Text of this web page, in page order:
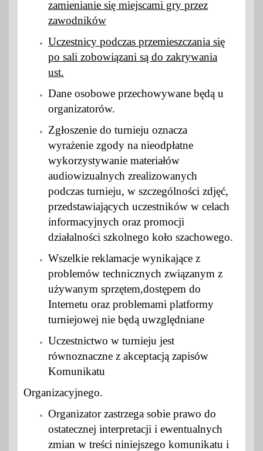
zamienianie się miejscami gry przez
zawodników
Uczestnicy podczas przemieszczania się
po sali zobowiązani są do zakrywania
ust.
Dane osobowe przechowywane będą u
organizatorów.
Zgłoszenie do turnieju oznacza
wyrażenie zgody na nieodpłatne
wykorzystywanie materiałów
audiowizualnych zrealizowanych
podczas turnieju, w szczególności zdjęć,
przedstawiających uczestników w celach
informacyjnych oraz promocji
działalności szkolnego koło szachowego.
Wszelkie reklamacje wynikające z
problemów technicznych związanym z
używanym sprzętem,dostępem do
Internetu oraz problemami platformy
turniejowej nie będą uwzględniane
Uczestnictwo w turnieju jest
równoznaczne z akceptacją zapisów
Komunikatu
Organizacyjnego.
Organizator zastrzega sobie prawo do
ostatecznej interpretacji i ewentualnych
zmian w treści niniejszego komunikatu i